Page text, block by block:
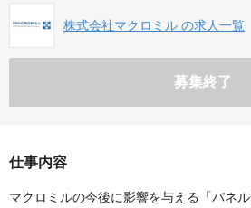
株式会社マクロミル の求人一覧
募集終了
仕事内容
マクロミルの今後に影響を与える「パネ